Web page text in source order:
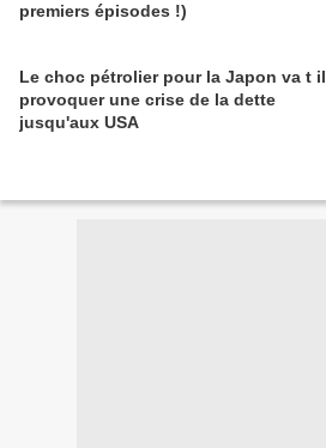
premiers épisodes !)
Le choc pétrolier pour la Japon va t il
provoquer une crise de la dette
jusqu'aux USA